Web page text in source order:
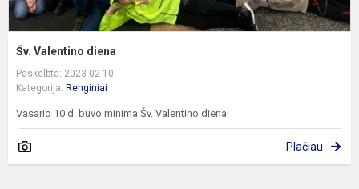
Šv. Valentino diena
Paskelbta: 2023-02-10
Kategorija: Renginiai
Vasario 10 d. buvo minima Šv. Valentino diena!
Plačiau